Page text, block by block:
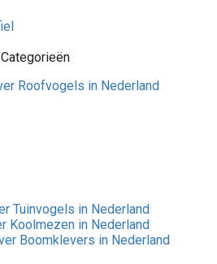
Categorieën
Roofvogels in Nederland
Tuinvogels in Nederland
Koolmezen in Nederland
Boomklevers in Nederland